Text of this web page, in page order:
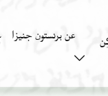
عن برنستون جنيزا